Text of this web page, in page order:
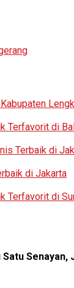
Terfavorit di
Terbaik di
di Jakarta
Terfavorit di